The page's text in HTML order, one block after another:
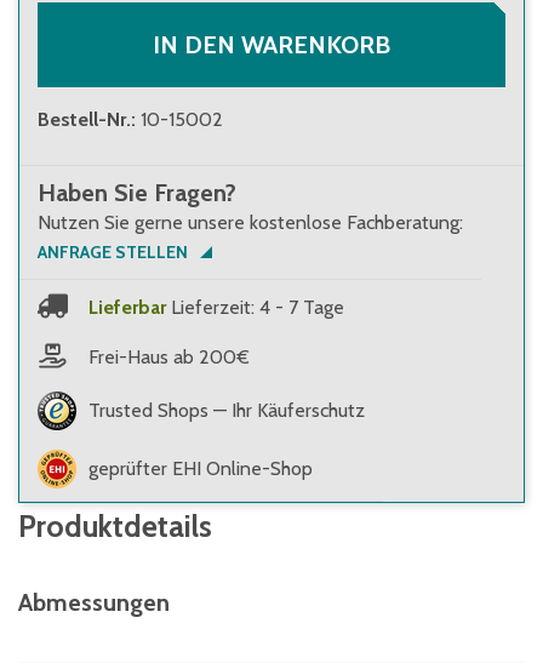
IN DEN WARENKORB
Bestell-Nr.: 10-15002
Haben Sie Fragen?
Nutzen Sie gerne unsere kostenlose Fachberatung:
ANFRAGE STELLEN
Lieferbar Lieferzeit: 4 - 7 Tage
Frei-Haus ab 200€
Trusted Shops — Ihr Käuferschutz
geprüfter EHI Online-Shop
Produktdetails
Abmessungen